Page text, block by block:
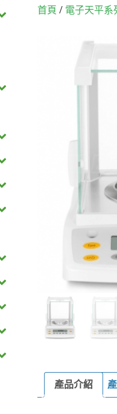
首頁 / 電子天平系
產品介紹